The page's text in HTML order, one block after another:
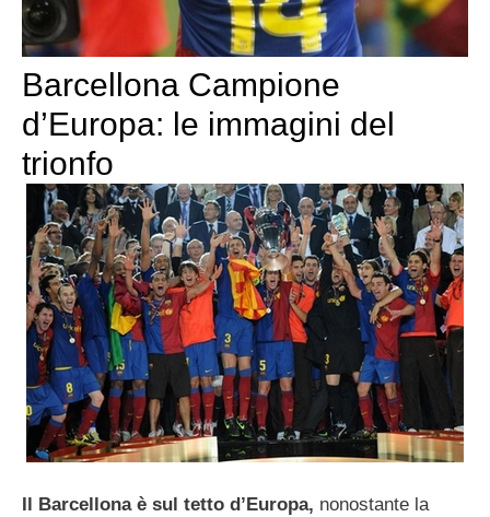
Barcellona Campione
d’Europa: le immagini del
trionfo
Il Barcellona è sul tetto d’Europa, nonostante la